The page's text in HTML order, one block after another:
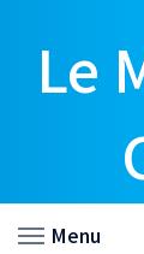
Le
Menu